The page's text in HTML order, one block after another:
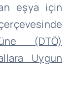
eşya için
(DTÖ)
Uygun